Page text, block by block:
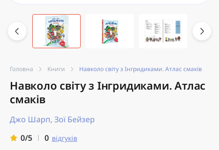
Головна Книги Навколо світу з Інгридиками. Атлас смаків
Навколо світу з Інгридиками. Атлас
смаків
Джо Шарп, Зої Бейзер
0/5
0 відгуків